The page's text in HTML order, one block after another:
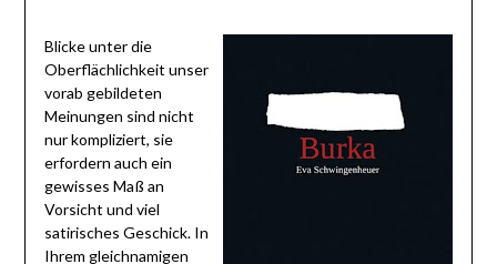
Blicke unter die
Oberflächlichkeit unser
vorab gebildeten
Meinungen sind nicht
nur kompliziert, sie
erfordern auch ein
gewisses Maß an
Vorsicht und viel
satirisches Geschick. In
Ihrem gleichnamigen